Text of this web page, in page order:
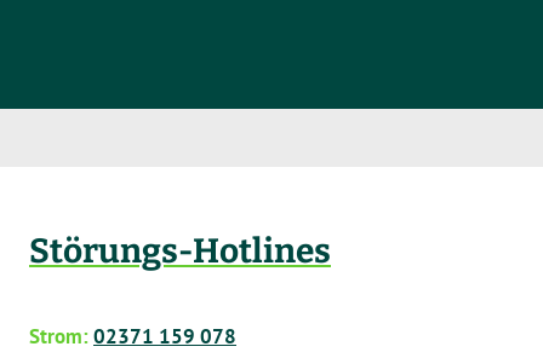
Störungs-Hotlines
Strom:02371 159 078